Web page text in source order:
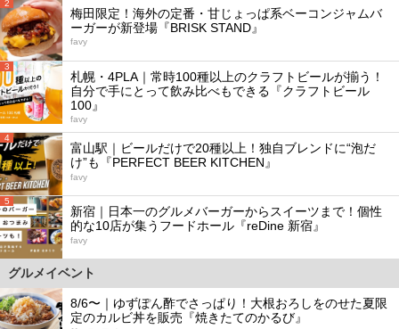
2
梅田限定！海外の定番・甘じょっぱ系ベーコンジャムバ
ーガーが新登場『BRISK STAND』
favy
3
札幌・4PLA｜常時100種以上のクラフトビールが揃う！
自分で手にとって飲み比べもできる『クラフトビール
100』
favy
4
富山駅｜ビールだけで20種以上！独自ブレンドに“泡だ
け”も『PERFECT BEER KITCHEN』
favy
5
新宿｜日本一のグルメバーガーからスイーツまで！個性
的な10店が集うフードホール『reDine 新宿』
favy
グルメイベント
8/6〜｜ゆずぽん酢でさっぱり！大根おろしをのせた夏限
定のカルビ丼を販売『焼きたてのかるび』